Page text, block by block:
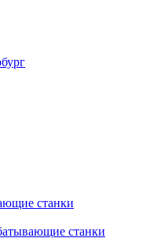
станки
станки